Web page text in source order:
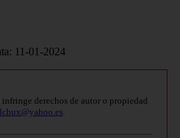
11-01-2024
derechos de autor o propiedad
.